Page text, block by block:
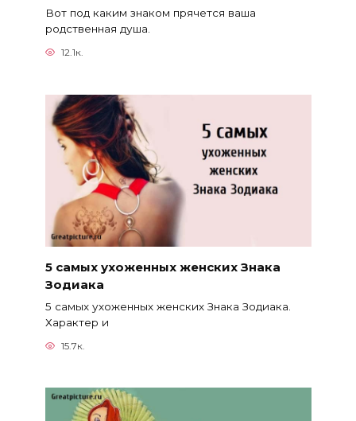
Вот под каким знаком прячется ваша
родственная душа.
12.1к.
5 самых ухоженных женских Знака
Зодиака
5 самых ухоженных женских Знака Зодиака.
Характер и
15.7к.